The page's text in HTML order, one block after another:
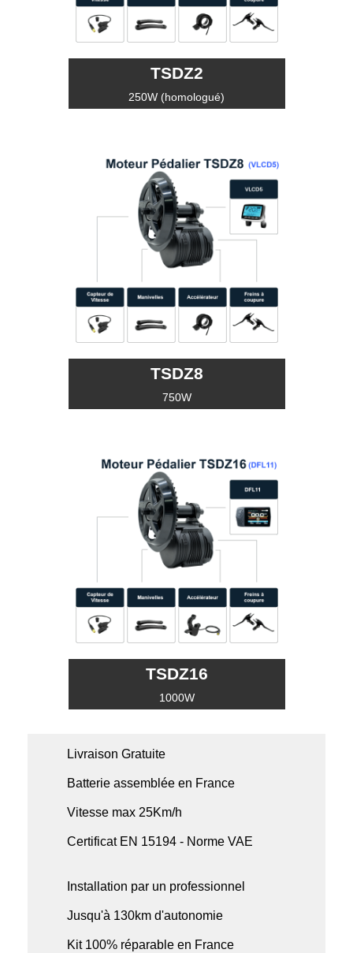
TSDZ2
250W (homologué)
TSDZ8
750W
TSDZ16
1000W
Livraison Gratuite
Batterie assemblée en France
Vitesse max 25Km/h
Certificat EN 15194 - Norme VAE
Installation par un professionnel
Jusqu'à 130km d'autonomie
Kit 100% réparable en France